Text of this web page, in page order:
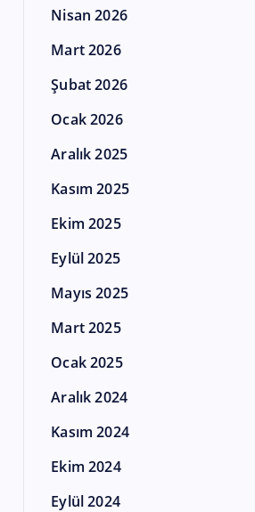
Nisan 2026
Mart 2026
Şubat 2026
Ocak 2026
Aralık 2025
Kasım 2025
Ekim 2025
Eylül 2025
Mayıs 2025
Mart 2025
Ocak 2025
Aralık 2024
Kasım 2024
Ekim 2024
Eylül 2024